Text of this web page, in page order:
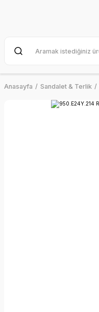
Anasayfa Sandalet & Terlik